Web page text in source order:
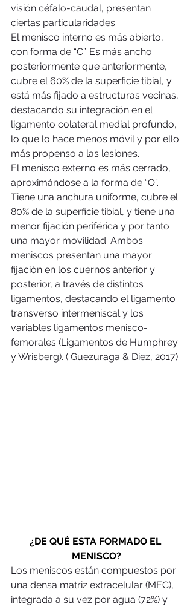
visión céfalo-caudal, presentan
ciertas particularidades:
El menisco interno es más abierto,
con forma de “C”. Es más ancho
posteriormente que anteriormente,
cubre el 60% de la superficie tibial, y
está más fijado a estructuras vecinas,
destacando su integración en el
ligamento colateral medial profundo,
lo que lo hace menos móvil y por ello
más propenso a las lesiones.
El menisco externo es más cerrado,
aproximándose a la forma de “O”.
Tiene una anchura uniforme, cubre el
80% de la superficie tibial, y tiene una
menor fijación periférica y por tanto
una mayor movilidad. Ambos
meniscos presentan una mayor
fijación en los cuernos anterior y
posterior, a través de distintos
ligamentos, destacando el ligamento
transverso intermeniscal y los
variables ligamentos menisco-
femorales (Ligamentos de Humphrey
y Wrisberg). ( Guezuraga & Diez, 2017)
¿DE QUÉ ESTA FORMADO EL
MENISCO?
Los meniscos están compuestos por
una densa matriz extracelular (MEC),
integrada a su vez por agua (72%) y